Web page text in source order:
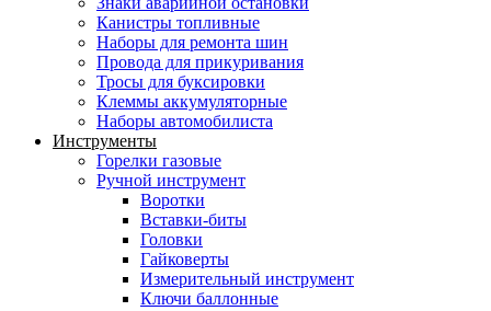
Канистры топливные
Наборы для ремонта шин
Провода для прикуривания
Тросы для буксировки
Клеммы аккумуляторные
Наборы автомобилиста
Инструменты
Горелки газовые
Ручной инструмент
Воротки
Вставки-биты
Головки
Гайковерты
Измерительный инструмент
Ключи баллонные